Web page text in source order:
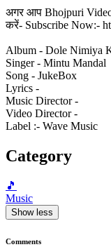
अगर आप Bhojpuri
करें- Subscribe Now:-
Album - Dole Nimiya
Singer - Mintu Mandal
Song - JukeBox
Lyrics -
Music Director -
Video Director -
Label :- Wave Music
Category
🎵
Music
Show less
Comments